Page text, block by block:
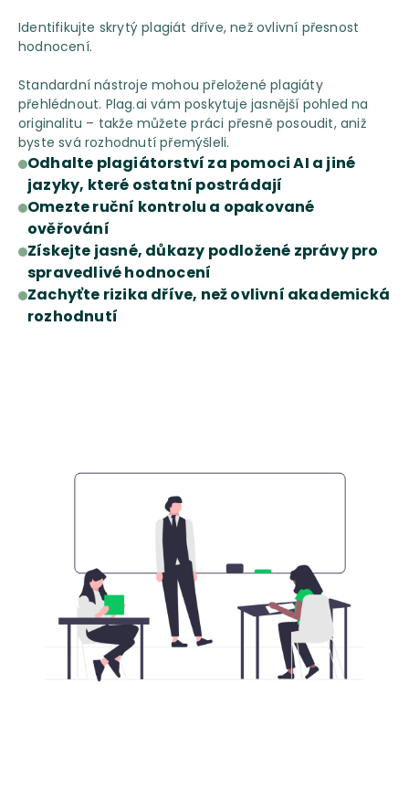
Identifikujte skrytý plagiát dříve, než ovlivní přesnost
hodnocení.
Standardní nástroje mohou přeložené plagiáty
přehlédnout. Plag.ai vám poskytuje jasnější pohled na
originalitu – takže můžete práci přesně posoudit, aniž
byste svá rozhodnutí přemýšleli.
Odhalte plagiátorství za pomoci AI a jiné
jazyky, které ostatní postrádají
Omezte ruční kontrolu a opakované
ověřování
Získejte jasné, důkazy podložené zprávy pro
spravedlivé hodnocení
Zachyťte rizika dříve, než ovlivní akademická
rozhodnutí